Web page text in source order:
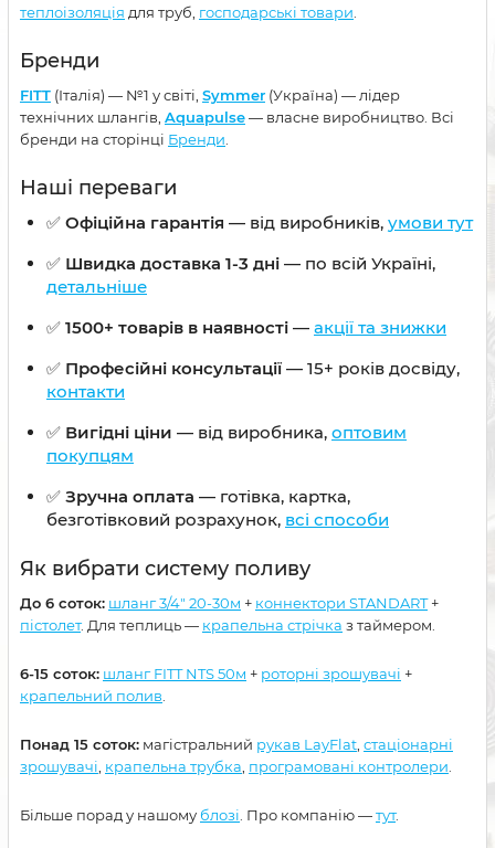
теплоізоляція для труб, господарські товари
Бренди
FITT (Італія) — №1 у світі, Symmer (Україна) — лідер
технічних шлангів, Aquapulse— власне виробництво. Всі
бренди на сторінці Бренди
Наші переваги
✅ Офіційна гарантія — від виробників, умови тут
✅ Швидка доставка 1-3 дні — по всій Україні,
детальніше
✅ 1500+ товарів в наявності — акції та знижки
✅ Професійні консультації — 15+ років досвіду,
контакти
✅ Вигідні ціни — від виробника, оптовим
покупцям
✅ Зручна оплата — готівка, картка,
безготівковий розрахунок, всі способи
Як вибрати систему поливу
До 6 соток: шланг 3/4" 20-30м + коннектори STANDART+
пістолет. Для теплиць — крапельна стрічка з таймером.
6-15 соток: шланг FITT NTS 50м + роторні зрошувачі +
крапельний полив
Понад 15 соток: магістральний рукав LayFlat стаціонарні
зрошувачі крапельна трубка програмовані контролери
Більше порад у нашому блозі . Про компанію —тут.